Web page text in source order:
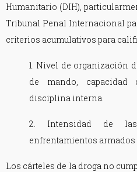
Humanitario (DIH),
Tribunal Penal Internacional
criterios acumulativos para
1. Nivel de organización
de mando,
disciplina interna.
2. Intensidad de
enfrentamientos
Los cárteles de la droga no